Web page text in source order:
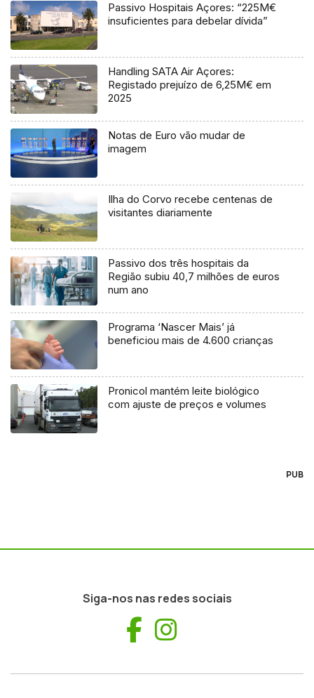
Passivo Hospitais Açores: “225M€
insuficientes para debelar dívida”
Handling SATA Air Açores:
Registado prejuízo de 6,25M€ em
2025
Notas de Euro vão mudar de
imagem
Ilha do Corvo recebe centenas de
visitantes diariamente
Passivo dos três hospitais da
Região subiu 40,7 milhões de euros
num ano
Programa ‘Nascer Mais’ já
beneficiou mais de 4.600 crianças
Pronicol mantém leite biológico
com ajuste de preços e volumes
PUB
Siga-nos nas redes sociais
Facebook